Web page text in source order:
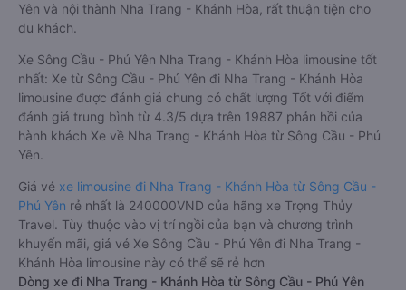
Yên và nội thành Nha Trang - Khánh Hòa, rất thuận tiện cho
du khách.
Xe Sông Cầu - Phú Yên Nha Trang - Khánh Hòa limousine tốt
nhất: Xe từ Sông Cầu - Phú Yên đi Nha Trang - Khánh Hòa
limousine được đánh giá chung có chất lượng Tốt với điểm
đánh giá trung bình từ 4.3/5 dựa trên 19887 phản hồi của
hành khách Xe về Nha Trang - Khánh Hòa từ Sông Cầu - Phú
Yên.
Giá vé xe limousine đi Nha Trang - Khánh Hòa từ Sông Cầu -
Phú Yên rẻ nhất là 240000VND của hãng xe Trọng Thủy
Travel. Tùy thuộc vào vị trí ngồi của bạn và chương trình
khuyến mãi, giá vé Xe Sông Cầu - Phú Yên đi Nha Trang -
Khánh Hòa limousine này có thể sẽ rẻ hơn
Dòng xe đi Nha Trang - Khánh Hòa từ Sông Cầu - Phú Yên